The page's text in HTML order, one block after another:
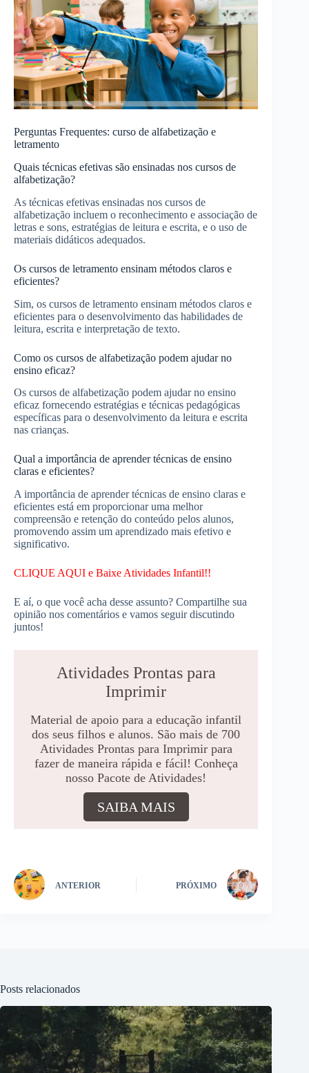
Perguntas Frequentes: curso de alfabetização e
letramento
Quais técnicas efetivas são ensinadas nos cursos de
alfabetização?
As técnicas efetivas ensinadas nos cursos de
alfabetização incluem o reconhecimento e associação de
letras e sons, estratégias de leitura e escrita, e o uso de
materiais didáticos adequados.
Os cursos de letramento ensinam métodos claros e
eficientes?
Sim, os cursos de letramento ensinam métodos claros e
eficientes para o desenvolvimento das habilidades de
leitura, escrita e interpretação de texto.
Como os cursos de alfabetização podem ajudar no
ensino eficaz?
Os cursos de alfabetização podem ajudar no ensino
eficaz fornecendo estratégias e técnicas pedagógicas
específicas para o desenvolvimento da leitura e escrita
nas crianças.
Qual a importância de aprender técnicas de ensino
claras e eficientes?
A importância de aprender técnicas de ensino claras e
eficientes está em proporcionar uma melhor
compreensão e retenção do conteúdo pelos alunos,
promovendo assim um aprendizado mais efetivo e
significativo.
CLIQUE AQUI e Baixe Atividades Infantil!!
E aí, o que você acha desse assunto? Compartilhe sua
opinião nos comentários e vamos seguir discutindo
juntos!
Atividades Prontas para
Imprimir
Material de apoio para a educação infantil
dos seus filhos e alunos. São mais de 700
Atividades Prontas para Imprimir para
fazer de maneira rápida e fácil! Conheça
nosso Pacote de Atividades!
SAIBA MAIS
ANTERIOR PRÓXIMO
Posts relacionados